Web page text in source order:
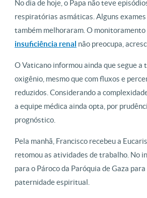
No dia de hoje, o Papa não teve
respiratórias asmáticas. Alguns
também melhoraram. O monitoramento
insuficiência renal não preocupa,
O Vaticano informou ainda que segue a
oxigênio, mesmo que com fluxos e
reduzidos. Considerando a
a equipe médica ainda opta, por
prognóstico.
Pela manhã, Francisco recebeu a
retomou as atividades de trabalho. No
para o Pároco da Paróquia de Gaza
paternidade espiritual.